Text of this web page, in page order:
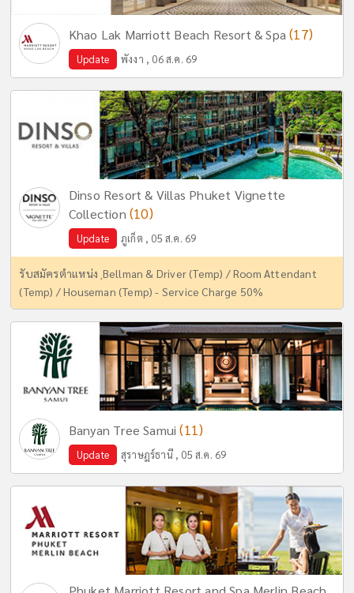
Khao Lak Marriott Beach Resort & Spa(17)
Update พังงา , 06 ส.ค. 69
Dinso Resort & Villas Phuket Vignette
Collection (10)
Update ภูเก็ต , 05 ส.ค. 69
รับสมัครตำแหน่ง ฺBellman & Driver (Temp) / Room Attendant
(Temp) / Houseman (Temp) - Service Charge 50%
Banyan Tree Samui(11)
Update สุราษฎร์ธานี , 05 ส.ค. 69